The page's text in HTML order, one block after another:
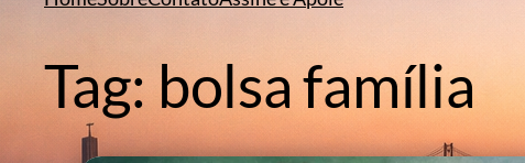
Tag:bolsa família